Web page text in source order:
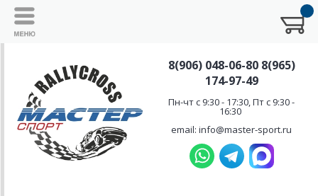
8(906) 048-06-80 8(965)
174-97-49
Пн-чт с 9:30 - 17:30, Пт с 9:30 -
16:30
email: info@master-sport.ru